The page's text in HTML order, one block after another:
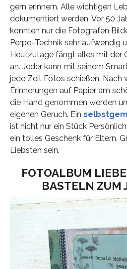
gern erinnern. Alle wichtigen
dokumentiert werden. Vor 50
konnten nur die Fotografen
Perpo-Technik sehr aufwendig
Heutzutage fängt alles mit der
an. Jeder kann mit seinem
jede Zeit Fotos schießen. Nach
Erinnerungen auf Papier am
die Hand genommen werden
eigenen Geruch. Ein
ist nicht nur ein Stück
ein tolles Geschenk für Eltern,
Liebsten sein.
FOTOALBUM
BASTELN ZUM